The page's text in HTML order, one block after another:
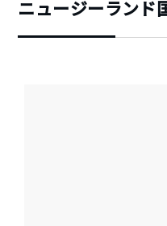
ニュージーランド